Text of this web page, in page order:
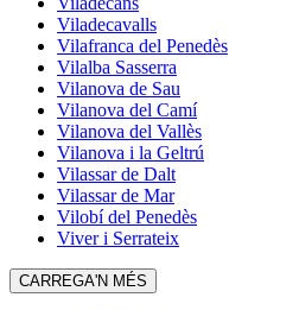
Viladecavalls
Vilafranca del Penedès
Vilalba Sasserra
Vilanova de Sau
Vilanova del Camí
Vilanova del Vallès
Vilanova i la Geltrú
Vilassar de Dalt
Vilassar de Mar
Vilobí del Penedès
Viver i Serrateix
CARREGA'N MÉS